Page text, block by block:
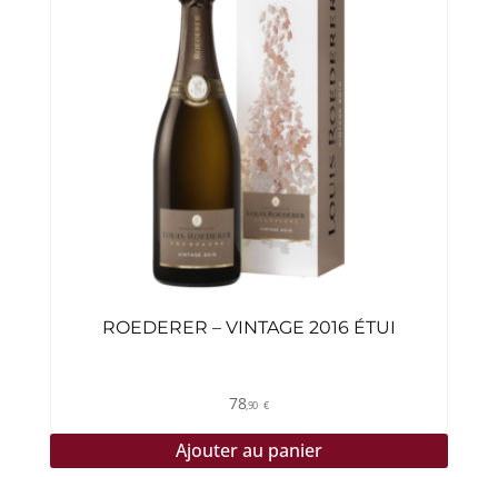
ROEDERER – VINTAGE 2016 ÉTUI
78,90 €
Ajouter au panier